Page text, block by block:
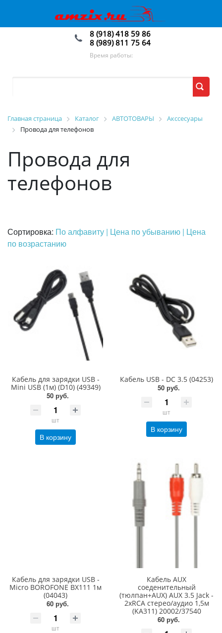
8 (918) 418 59 86
8 (989) 811 75 64
Время работы:
Главная страница Каталог АВТОТОВАРЫ
Акссесуары
Провода для телефонов
Провода для
телефонов
Сортировка: По алфавиту | Цена по убыванию | Цена
по возрастанию
Кабель для зарядки USB -
Mini USB (1м) (D10) (49349)
50 руб.
шт
В корзину
Кабель USB - DC 3.5 (04253)
50 руб.
шт
В корзину
Кабель для зарядки USB -
Micro BOROFONE BX111 1м
(04043)
60 руб.
шт
Кабель AUX
соеденительный
(тюлпан+AUX) AUX 3.5 Jack -
2xRCA стерео/аудио 1,5м
(KA311) 20002/37540
60 руб.